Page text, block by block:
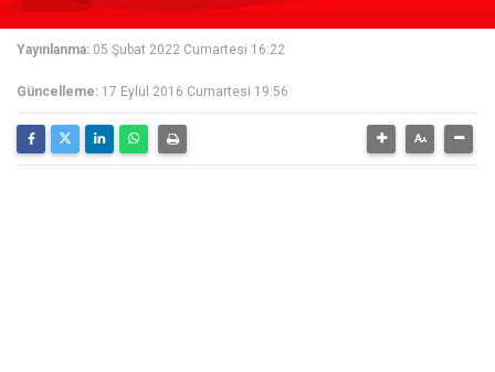
Yayınlanma: 05 Şubat 2022 Cumartesi 16:22
Güncelleme: 17 Eylül 2016 Cumartesi 19:56